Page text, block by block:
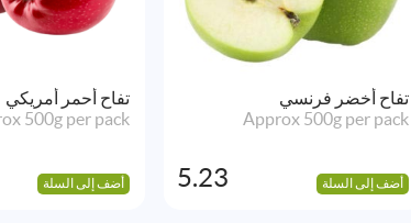
تفاح أخضر فرنسي
Approx 500g per pack
أضف إلى السلة 5.23
تفاح أحمر أمريكي
500g per pack
أضف إلى السلة